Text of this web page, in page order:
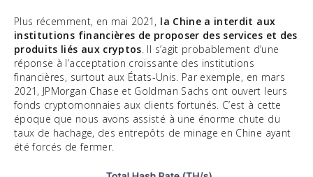
Plus récemment, en mai 2021, la Chine a interdit aux
institutions financières de proposer des services et des
produits liés aux cryptos. Il s’agit probablement d’une
réponse à l’acceptation croissante des institutions
financières, surtout aux États-Unis. Par exemple, en mars
2021, JPMorgan Chase et Goldman Sachs ont ouvert leurs
fonds cryptomonnaies aux clients fortunés. C’est à cette
époque que nous avons assisté à une énorme chute du
taux de hachage, des entrepôts de minage en Chine ayant
été forcés de fermer.